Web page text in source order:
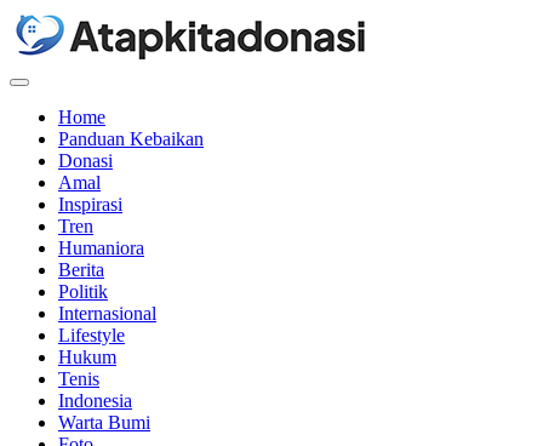
Menu
Home
Panduan Kebaikan
Donasi
Amal
Inspirasi
Tren
Humaniora
Berita
Politik
Internasional
Lifestyle
Hukum
Tenis
Indonesia
Warta Bumi